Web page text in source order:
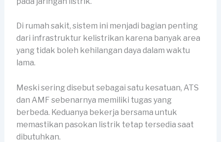
Di rumah sakit, sistem ini menjadi bagian penting
dari infrastruktur kelistrikan karena banyak area
yang tidak boleh kehilangan daya dalam waktu
lama.
Meski sering disebut sebagai satu kesatuan, ATS
dan AMF sebenarnya memiliki tugas yang
berbeda. Keduanya bekerja bersama untuk
memastikan pasokan listrik tetap tersedia saat
dibutuhkan.